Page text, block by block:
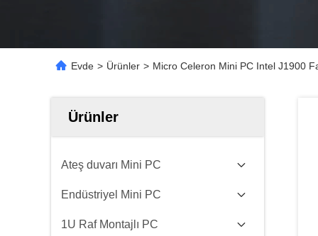
Evde > Ürünler > Micro Celeron Mini PC Intel J1900
Ürünler
Ateş duvarı Mini PC
Endüstriyel Mini PC
1U Raf Montajlı PC